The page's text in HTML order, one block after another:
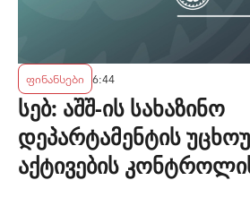
ფინანსები 6:44
სებ: აშშ-ის სახაზინო
დეპარტამენტის
აქტივების